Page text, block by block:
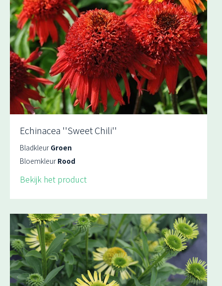
Echinacea ''Sweet Chili''
Bladkleur Groen
Bloemkleur Rood
Bekijk het product